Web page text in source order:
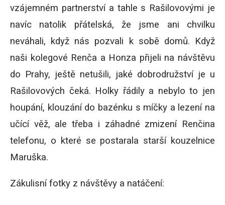
vzájemném partnerství a tahle s Rašilovovými je
navíc natolik přátelská, že jsme ani chvilku
neváhali, když nás pozvali k sobě domů. Když
naši kolegové Renča a Honza přijeli na návštěvu
do Prahy, ještě netušili, jaké dobrodružství je u
Rašilovových čeká. Holky řádily a nebylo to jen
houpání, klouzání do bazénku s míčky a lezení na
učící věž, ale třeba i záhadné zmizení Renčina
telefonu, o které se postarala starší kouzelnice
Maruška.
Zákulisní fotky z návštěvy a natáčení: